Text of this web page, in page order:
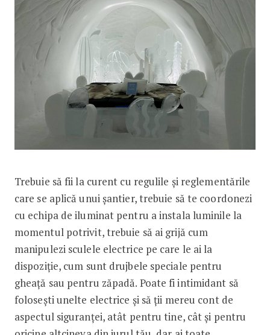
Trebuie să fii la curent cu regulile și reglementările
care se aplică unui șantier, trebuie să te coordonezi
cu echipa de iluminat pentru a instala luminile la
momentul potrivit, trebuie să ai grijă cum
manipulezi sculele electrice pe care le ai la
dispoziție, cum sunt drujbele speciale pentru
gheață sau pentru zăpadă. Poate fi intimidant să
folosești unelte electrice și să ții mereu cont de
aspectul siguranței, atât pentru tine, cât și pentru